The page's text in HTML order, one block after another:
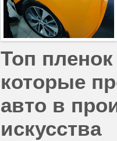
Топ
которые
авто в
искусства